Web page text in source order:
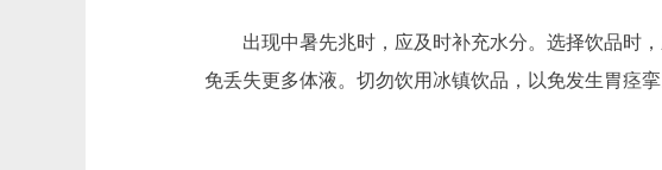
出现中暑先兆时，应及时补充水分。选择饮品时，
免丢失更多体液。切勿饮用冰镇饮品，以免发生胃痉